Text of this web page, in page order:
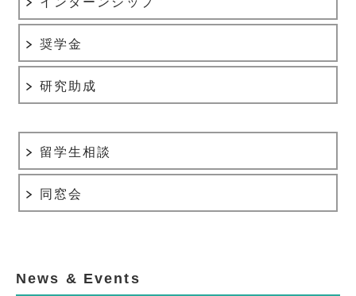
奨学金
研究助成
留学生相談
同窓会
News & Events